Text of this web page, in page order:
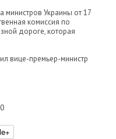
министров Украины от 17
комиссия по
дороге, которая
вице-премьер-министр